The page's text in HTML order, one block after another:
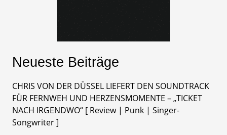
Neueste Beiträge
CHRIS VON DER DÜSSEL LIEFERT DEN SOUNDTRACK
FÜR FERNWEH UND HERZENSMOMENTE – „TICKET
NACH IRGENDWO“ [ Review | Punk | Singer-
Songwriter ]